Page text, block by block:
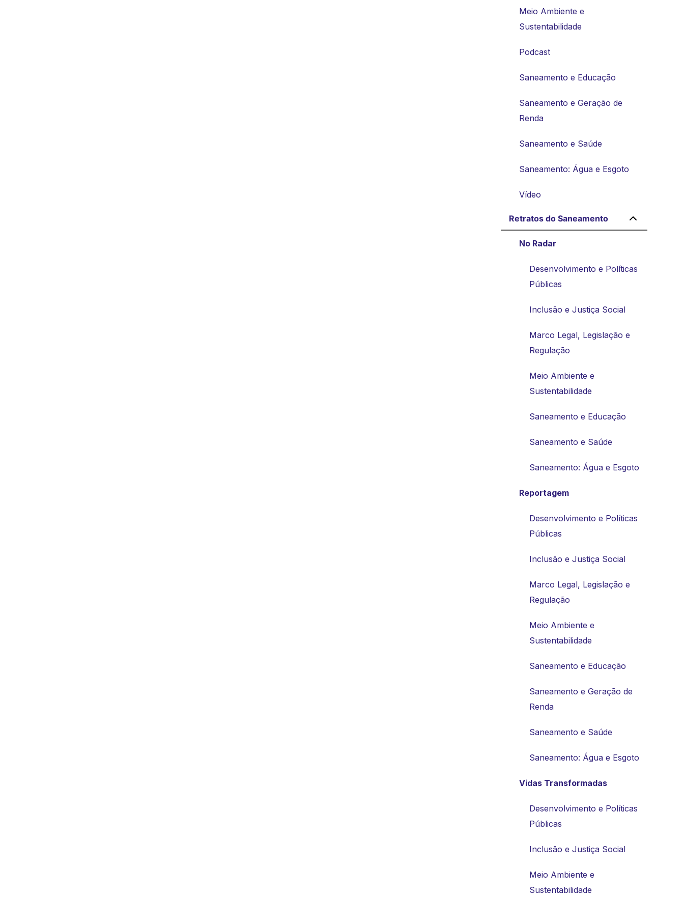
Meio Ambiente e
Sustentabilidade
Podcast
Saneamento e Educação
Saneamento e Geração de
Renda
Saneamento e Saúde
Saneamento: Água e Esgoto
Vídeo
Retratos do Saneamento
No Radar
Desenvolvimento e Políticas
Públicas
Inclusão e Justiça Social
Marco Legal, Legislação e
Regulação
Meio Ambiente e
Sustentabilidade
Saneamento e Educação
Saneamento e Saúde
Saneamento: Água e Esgoto
Reportagem
Desenvolvimento e Políticas
Públicas
Inclusão e Justiça Social
Marco Legal, Legislação e
Regulação
Meio Ambiente e
Sustentabilidade
Saneamento e Educação
Saneamento e Geração de
Renda
Saneamento e Saúde
Saneamento: Água e Esgoto
Vidas Transformadas
Desenvolvimento e Políticas
Públicas
Inclusão e Justiça Social
Meio Ambiente e
Sustentabilidade